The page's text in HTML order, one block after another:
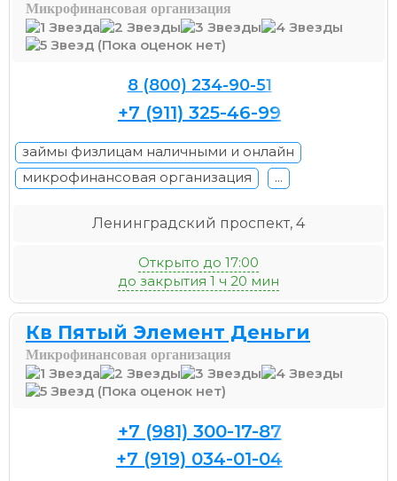
Микрофинансовая организация
(Пока оценок нет)
8 (800) 234-90-51
+7 (911) 325-46-99
займы физлицам наличными и онлайн
микрофинансовая организация
...
Ленинградский проспект, 4
Открыто до 17:00
до закрытия 1 ч 20 мин
Кв Пятый Элемент Деньги
Микрофинансовая организация
(Пока оценок нет)
+7 (981) 300-17-87
+7 (919) 034-01-04